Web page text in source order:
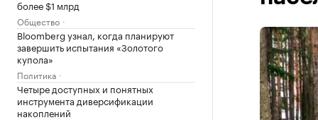
более $1 млрд
Общество
Bloomberg узнал, когда планируют
завершить испытания «Золотого
купола»
Политика
Четыре доступных и понятных
инструмента диверсификации
накоплений